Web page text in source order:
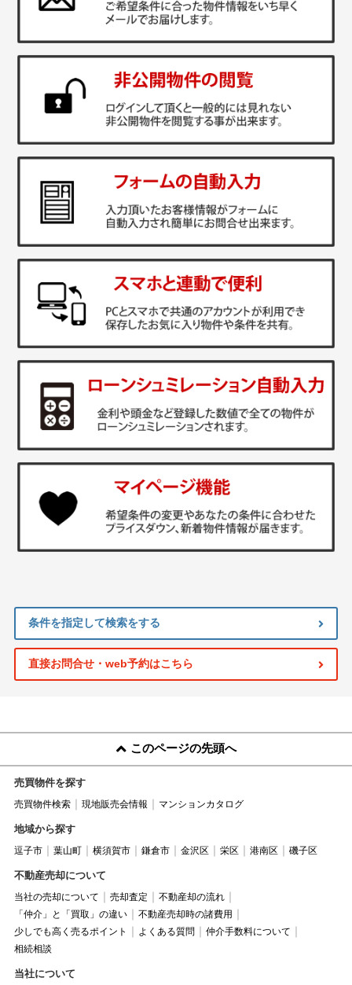
条件を指定して検索をする
直接お問合せ・web予約はこちら
このページの先頭へ
売買物件を探す
売買物件検索 現地販売会情報 マンションカタログ
地域から探す
逗子市 葉山町 横須賀市 鎌倉市 金沢区 栄区 港南区 磯子区
不動産売却について
当社の売却について 売却査定
不動産却の流れ
「仲介」と「買取」の違い
不動産売却時の諸費用
少しでも高く売るポイント
よくある質問
仲介手数料について
相続相談
当社について